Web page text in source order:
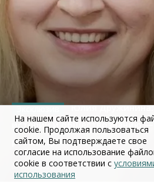
Юлия Дружинина:
истории и обществознанию —
революция
02 июля 2026
На нашем сайте используются
cookie. Продолжая пользоваться
сайтом, Вы подтверждаете свое
согласие на использование
cookie в соответствии с
использования